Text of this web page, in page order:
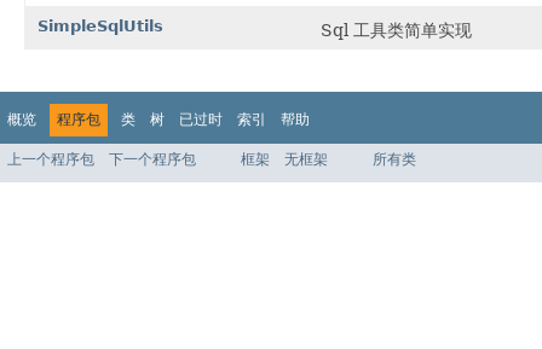
SimpleSqlUtils Sql 工具类简单实现
概览 程序包 类 树 已过时 索引 帮助
上一个程序包 下一个程序包 框架 无框架 所有类